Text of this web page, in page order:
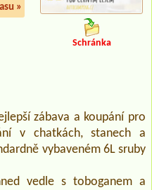
»
Schránka
zábava a koupání pro
v chatkách, stanech a
vybaveném 6L sruby
vedle s toboganem a